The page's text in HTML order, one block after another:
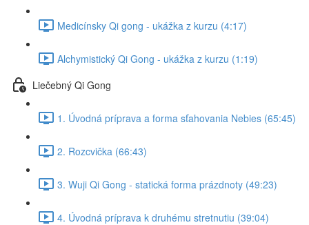
Medicínsky Qi gong - ukážka z kurzu (4:17)
Alchymistický Qi Gong - ukážka z kurzu (1:19)
Liečebný Qi Gong
1. Úvodná príprava a forma sťahovania Nebies (65:45)
2. Rozcvička (66:43)
3. Wuji Qi Gong - statická forma prázdnoty (49:23)
4. Úvodná príprava k druhému stretnutiu (39:04)